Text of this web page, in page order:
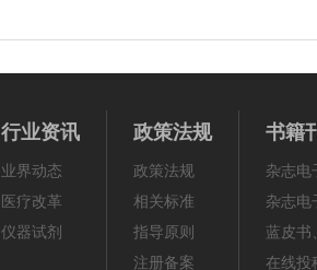
行业资讯
业界动态
医疗改革
仪器试剂
政策法规
政策法规
相关标准
指导原则
注册备案
书籍
杂志电
杂志电
蓝皮书
在线投